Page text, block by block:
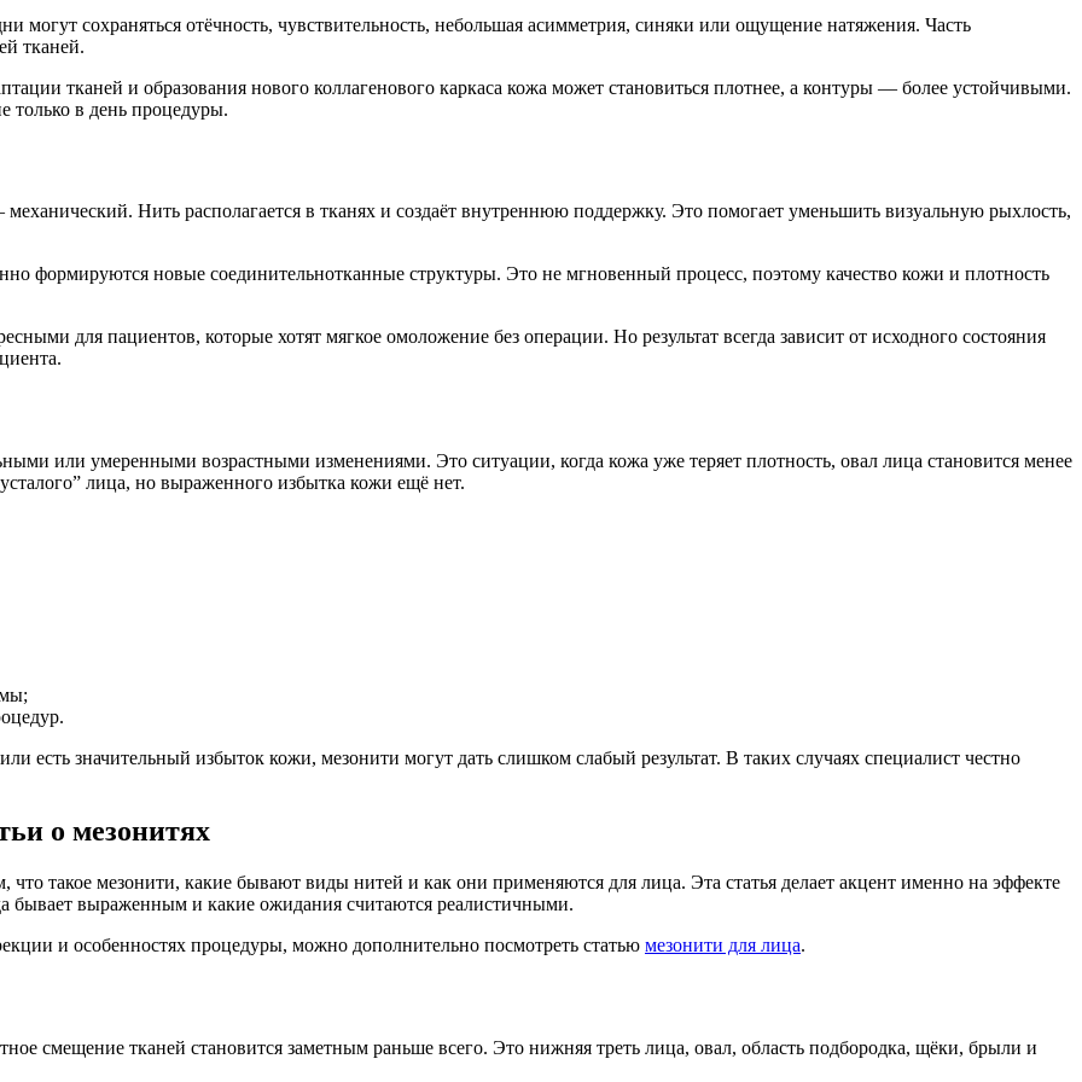
могут сохраняться отёчность, чувствительность, небольшая асимметрия, синяки или ощущение натяжения. Часть
тканей.
тканей и образования нового коллагенового каркаса кожа может становиться плотнее, а контуры — более устойчивыми.
только в день процедуры.
Нить располагается в тканях и создаёт внутреннюю поддержку. Это помогает уменьшить визуальную рыхлость,
формируются новые соединительнотканные структуры. Это не мгновенный процесс, поэтому качество кожи и плотность
для пациентов, которые хотят мягкое омоложение без операции. Но результат всегда зависит от исходного состояния
или умеренными возрастными изменениями. Это ситуации, когда кожа уже теряет плотность, овал лица становится менее
лица, но выраженного избытка кожи ещё нет.
есть значительный избыток кожи, мезонити могут дать слишком слабый результат. В таких случаях специалист честно
о мезонитях
такое мезонити, какие бывают виды нитей и как они применяются для лица. Эта статья делает акцент именно на эффекте
бывает выраженным и какие ожидания считаются реалистичными.
и особенностях процедуры, можно дополнительно посмотреть статью мезонити для лица.
смещение тканей становится заметным раньше всего. Это нижняя треть лица, овал, область подбородка, щёки, брыли и